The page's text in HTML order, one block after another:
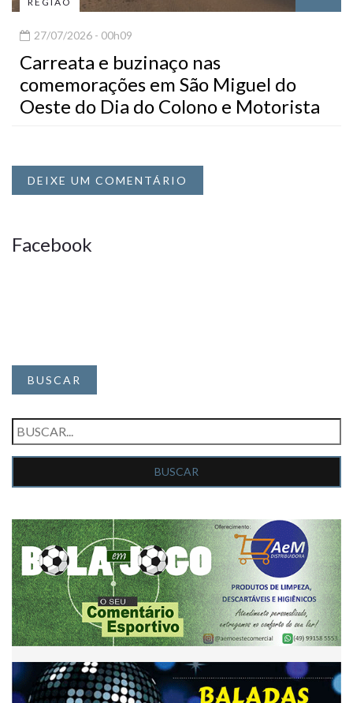
27/07/2026 - 00h09
Carreata e buzinaço nas
comemorações em São Miguel do
Oeste do Dia do Colono e Motorista
DEIXE UM COMENTÁRIO
Facebook
BUSCAR